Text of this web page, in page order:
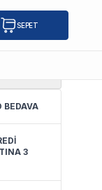
SEPET
Bitki
TL
BEDAVA
3